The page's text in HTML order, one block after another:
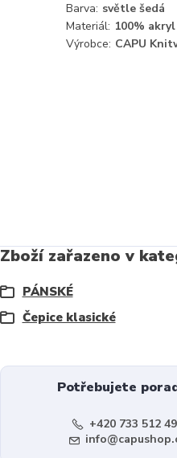
Barva: světle šedá
Materiál: 100% akryl
Výrobce: CAPU
Zboží zařazeno v
PÁNSKÉ
Čepice klasické
Potřebujete
+420 733 512